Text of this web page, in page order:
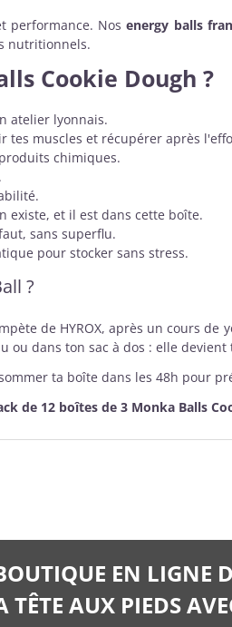
performance. Nosenergy balls
nutritionnels.
Cookie Dough ?
atelier lyonnais.
muscles et récupérer après
chimiques.
existe, et il est dans cette boîte.
sans superflu.
pour stocker sans stress.
?
de HYROX, après un cours de
ou dans ton sac à dos : elle
ta boîte dans les 48h pour
de 12 boîtes de 3 Monka Balls
EN LIGNE
AUX PIEDS